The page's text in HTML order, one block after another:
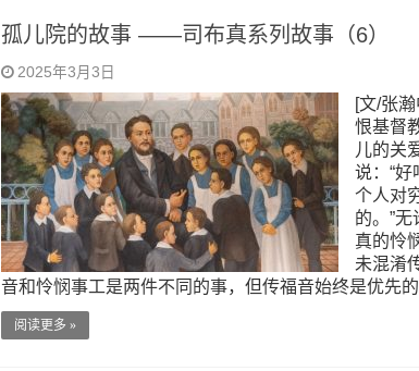
孤儿院的故事 ——司布真系列故事（6）
2025年3月3日
[文/张
恨基督
儿的关
说：“
个人对
的。”
真的怜
未混淆
音和怜悯事工是两件不同的事，但传福音始终是优先
阅读更多 »